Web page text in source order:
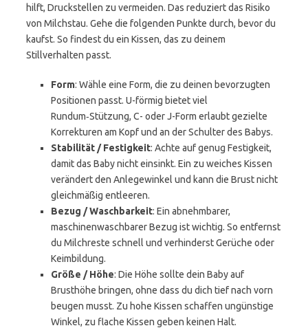
hilft, Druckstellen zu vermeiden. Das reduziert das Risiko
von Milchstau. Gehe die folgenden Punkte durch, bevor du
kaufst. So findest du ein Kissen, das zu deinem
Stillverhalten passt.
Form: Wähle eine Form, die zu deinen bevorzugten
Positionen passt. U-förmig bietet viel
Rundum‑Stützung, C- oder J-Form erlaubt gezielte
Korrekturen am Kopf und an der Schulter des Babys.
Stabilität / Festigkeit: Achte auf genug Festigkeit,
damit das Baby nicht einsinkt. Ein zu weiches Kissen
verändert den Anlegewinkel und kann die Brust nicht
gleichmäßig entleeren.
Bezug / Waschbarkeit: Ein abnehmbarer,
maschinenwaschbarer Bezug ist wichtig. So entfernst
du Milchreste schnell und verhinderst Gerüche oder
Keimbildung.
Größe / Höhe: Die Höhe sollte dein Baby auf
Brusthöhe bringen, ohne dass du dich tief nach vorn
beugen musst. Zu hohe Kissen schaffen ungünstige
Winkel, zu flache Kissen geben keinen Halt.